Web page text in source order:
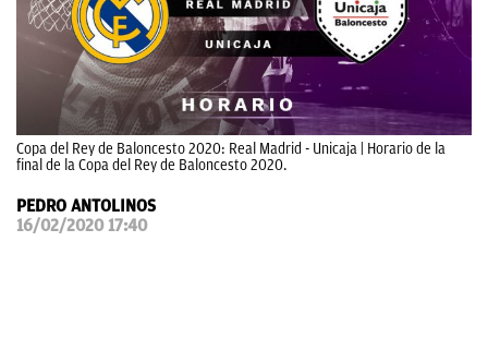
Copa del Rey de Baloncesto 2020: Real Madrid - Unicaja | Horario de la
final de la Copa del Rey de Baloncesto 2020.
PEDRO ANTOLINOS
16/02/2020 17:40